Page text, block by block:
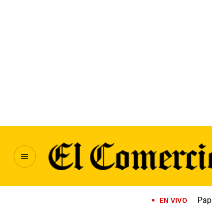
EN VIVO